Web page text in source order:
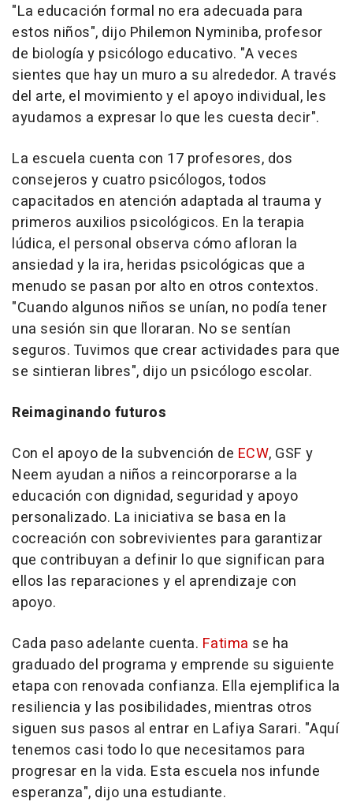
"La educación formal no era adecuada para
estos niños", dijo Philemon Nyminiba, profesor
de biología y psicólogo educativo. "A veces
sientes que hay un muro a su alrededor. A través
del arte, el movimiento y el apoyo individual, les
ayudamos a expresar lo que les cuesta decir".
La escuela cuenta con 17 profesores, dos
consejeros y cuatro psicólogos, todos
capacitados en atención adaptada al trauma y
primeros auxilios psicológicos. En la terapia
lúdica, el personal observa cómo afloran la
ansiedad y la ira, heridas psicológicas que a
menudo se pasan por alto en otros contextos.
"Cuando algunos niños se unían, no podía tener
una sesión sin que lloraran. No se sentían
seguros. Tuvimos que crear actividades para que
se sintieran libres", dijo un psicólogo escolar.
Reimaginando futuros
Con el apoyo de la subvención de ECW, GSF y
Neem ayudan a niños a reincorporarse a la
educación con dignidad, seguridad y apoyo
personalizado. La iniciativa se basa en la
cocreación con sobrevivientes para garantizar
que contribuyan a definir lo que significan para
ellos las reparaciones y el aprendizaje con
apoyo.
Cada paso adelante cuenta. Fatima se ha
graduado del programa y emprende su siguiente
etapa con renovada confianza. Ella ejemplifica la
resiliencia y las posibilidades, mientras otros
siguen sus pasos al entrar en Lafiya Sarari. "Aquí
tenemos casi todo lo que necesitamos para
progresar en la vida. Esta escuela nos infunde
esperanza", dijo una estudiante.